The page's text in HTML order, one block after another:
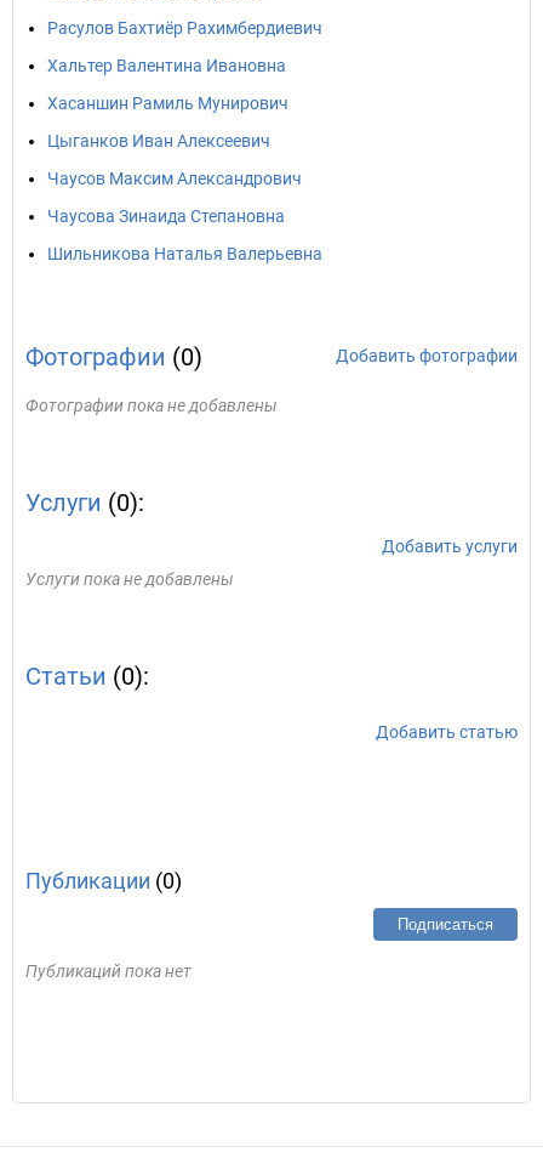
Расулов Бахтиёр Рахимбердиевич
Хальтер Валентина Ивановна
Хасаншин Рамиль Мунирович
Цыганков Иван Алексеевич
Чаусов Максим Александрович
Чаусова Зинаида Степановна
Шильникова Наталья Валерьевна
Фотографии (0) Добавить фотографии
Фотографии пока не добавлены
Услуги (0):
Добавить услуги
Услуги пока не добавлены
Статьи (0):
Добавить статью
Публикации (0)
Подписаться
Публикаций пока нет